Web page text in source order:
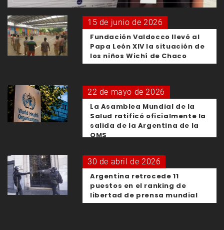
15 de junio de 2026
Fundación Valdocco llevó al
Papa León XIV la situación de
los niños Wichí de Chaco
22 de mayo de 2026
La Asamblea Mundial de la
Salud ratificó oficialmente la
salida de la Argentina de la
OMS
30 de abril de 2026
Argentina retrocede 11
puestos en el ranking de
libertad de prensa mundial